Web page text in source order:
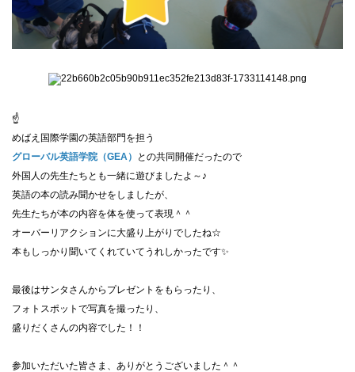
☝
めばえ国際学園の英語部門を担う
グローバル英語学院（GEA）
との共同開催だったので
外国人の先生たちとも一緒に遊びましたよ～♪
英語の本の読み聞かせをしましたが、
先生たちが本の内容を体を使って表現＾＾
オーバーリアクションに大盛り上がりでしたね☆
本もしっかり聞いてくれていてうれしかったです✨
最後はサンタさんからプレゼントをもらったり、
フォトスポットで写真を撮ったり、
盛りだくさんの内容でした！！
参加いただいた皆さま、ありがとうございました＾＾